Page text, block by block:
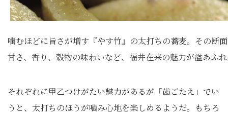
噛むほどに旨さが増す『やす竹』の太打ちの蕎麦。その断
甘さ、香り、穀物の味わいなど、福井在来の魅力が溢あふ
それぞれに甲乙つけがたい魅力があるが「歯ごたえ」でい
うと、太打ちのほうが噛み心地を楽しめるようだ。もちろ